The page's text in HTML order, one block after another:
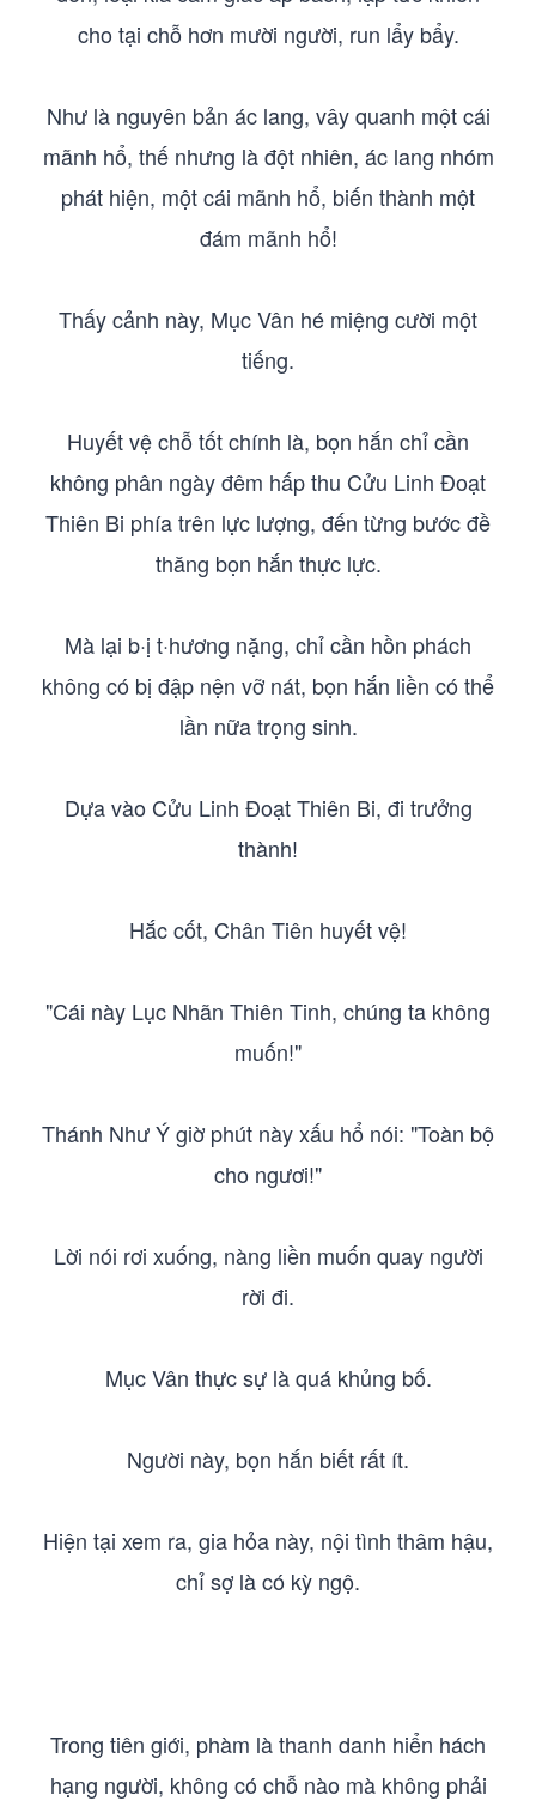
cho tại chỗ hơn mười người, run lẩy bẩy.
Như là nguyên bản ác lang, vây quanh một cái
mãnh hổ, thế nhưng là đột nhiên, ác lang nhóm
phát hiện, một cái mãnh hổ, biến thành một
đám mãnh hổ!
Thấy cảnh này, Mục Vân hé miệng cười một
tiếng.
Huyết vệ chỗ tốt chính là, bọn hắn chỉ cần
không phân ngày đêm hấp thu Cửu Linh Đoạt
Thiên Bi phía trên lực lượng, đến từng bước đề
thăng bọn hắn thực lực.
Mà lại b·ị t·hương nặng, chỉ cần hồn phách
không có bị đập nện vỡ nát, bọn hắn liền có thể
lần nữa trọng sinh.
Dựa vào Cửu Linh Đoạt Thiên Bi, đi trưởng
thành!
Hắc cốt, Chân Tiên huyết vệ!
"Cái này Lục Nhãn Thiên Tinh, chúng ta không
muốn!"
Thánh Như Ý giờ phút này xấu hổ nói: "Toàn bộ
cho ngươi!"
Lời nói rơi xuống, nàng liền muốn quay người
rời đi.
Mục Vân thực sự là quá khủng bố.
Người này, bọn hắn biết rất ít.
Hiện tại xem ra, gia hỏa này, nội tình thâm hậu,
chỉ sợ là có kỳ ngộ.
Trong tiên giới, phàm là thanh danh hiển hách
hạng người, không có chỗ nào mà không phải